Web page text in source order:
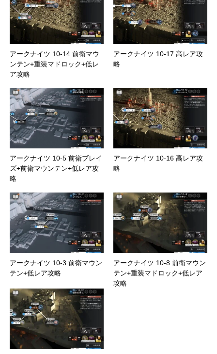
アークナイツ 10-14 前衛マウ
ンテン+重装マドロック+低レ
ア攻略
アークナイツ 10-17 高レア攻
略
アークナイツ 10-5 前衛ブレイ
ズ+前衛マウンテン+低レア攻
略
アークナイツ 10-16 高レア攻
略
アークナイツ 10-3 前衛マウン
テン+低レア攻略
アークナイツ 10-8 前衛マウン
テン+重装マドロック+低レア
攻略